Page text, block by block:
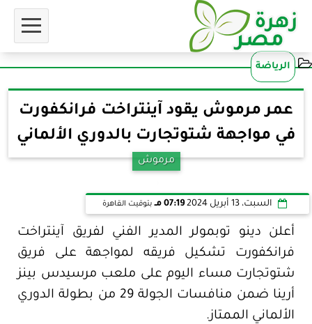
الرياضة
عمر مرموش يقود آينتراخت فرانكفورت
في مواجهة شتوتجارت بالدوري الألماني
مرموش
السبت، 13 أبريل 2024 07:19 مـ بتوقيت القاهرة
أعلن دينو توبمولر المدير الفني لفريق آينتراخت
فرانكفورت تشكيل فريقه لمواجهة على فريق
شتوتجارت مساء اليوم على ملعب مرسيدس بينز
أرينا ضمن منافسات الجولة 29 من بطولة الدوري
الألماني الممتاز.